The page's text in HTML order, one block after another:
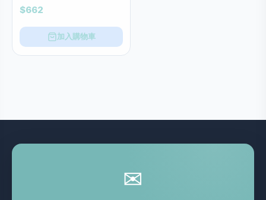
$662
加入購物車
✉